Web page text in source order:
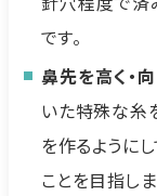
です。
鼻先を高く・
いた特殊な糸
を作るように
ことを目指しま